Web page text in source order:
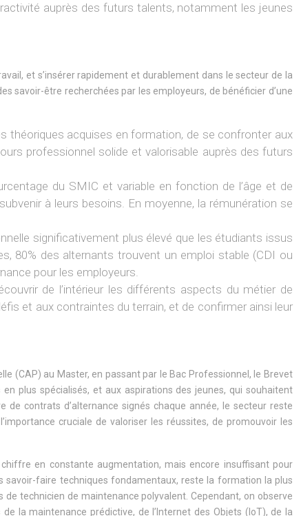
auprès des futurs talents, notamment les jeunes
et s’insérer rapidement et durablement dans le secteur de la
savoir-être recherchées par les employeurs, de bénéficier d’une
théoriques acquises en formation, de se confronter aux
professionnel solide et valorisable auprès des futurs
du SMIC et variable en fonction de l’âge et de
à leurs besoins. En moyenne, la rémunération se
significativement plus élevé que les étudiants issus
80% des alternants trouvent un emploi stable (CDI ou
pour les employeurs.
de l’intérieur les différents aspects du métier de
et aux contraintes du terrain, et de confirmer ainsi leur
(CAP) au Master, en passant par le Bac Professionnel, le Brevet
plus spécialisés, et aux aspirations des jeunes, qui souhaitent
contrats d’alternance signés chaque année, le secteur reste
cruciale de valoriser les réussites, de promouvoir les
en constante augmentation, mais encore insuffisant pour
savoir-faire techniques fondamentaux, reste la formation la plus
technicien de maintenance polyvalent. Cependant, on observe
la maintenance prédictive, de l’Internet des Objets (IoT), de la